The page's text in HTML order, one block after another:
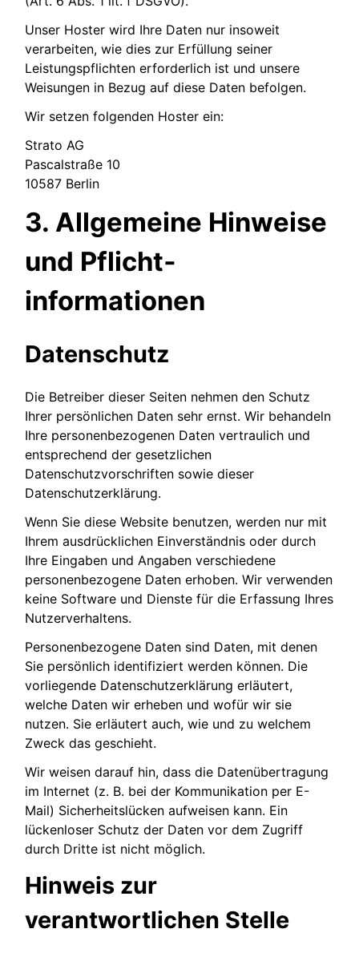
Unser Hoster wird Ihre Daten nur insoweit
verarbeiten, wie dies zur Erfüllung seiner
Leistungspflichten erforderlich ist und unsere
Weisungen in Bezug auf diese Daten befolgen.
Wir setzen folgenden Hoster ein:
Strato AG
Pascalstraße 10
10587 Berlin
3. Allgemeine Hinweise
und Pflicht­
informationen
Datenschutz
Die Betreiber dieser Seiten nehmen den Schutz
Ihrer persönlichen Daten sehr ernst. Wir behandeln
Ihre personenbezogenen Daten vertraulich und
entsprechend der gesetzlichen
Datenschutzvorschriften sowie dieser
Datenschutzerklärung.
Wenn Sie diese Website benutzen, werden nur mit
Ihrem ausdrücklichen Einverständnis oder durch
Ihre Eingaben und Angaben verschiedene
personenbezogene Daten erhoben. Wir verwenden
keine Software und Dienste für die Erfassung Ihres
Nutzerverhaltens.
Personenbezogene Daten sind Daten, mit denen
Sie persönlich identifiziert werden können. Die
vorliegende Datenschutzerklärung erläutert,
welche Daten wir erheben und wofür wir sie
nutzen. Sie erläutert auch, wie und zu welchem
Zweck das geschieht.
Wir weisen darauf hin, dass die Datenübertragung
im Internet (z. B. bei der Kommunikation per E-
Mail) Sicherheitslücken aufweisen kann. Ein
lückenloser Schutz der Daten vor dem Zugriff
durch Dritte ist nicht möglich.
Hinweis zur
verantwortlichen Stelle